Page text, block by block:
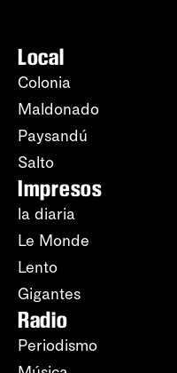
Local
Colonia
Maldonado
Paysandú
Salto
Impresos
la diaria
Le Monde
Lento
Gigantes
Radio
Periodismo